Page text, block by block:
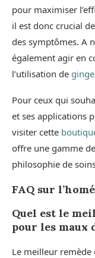
pour maximiser
il est donc crucial
des symptômes. A
également agir en
l’utilisation de
Pour ceux qui
et ses applications
visiter cette
offre une gamme
philosophie de
FAQ sur
Quel est le
pour les maux
Le meilleur remède